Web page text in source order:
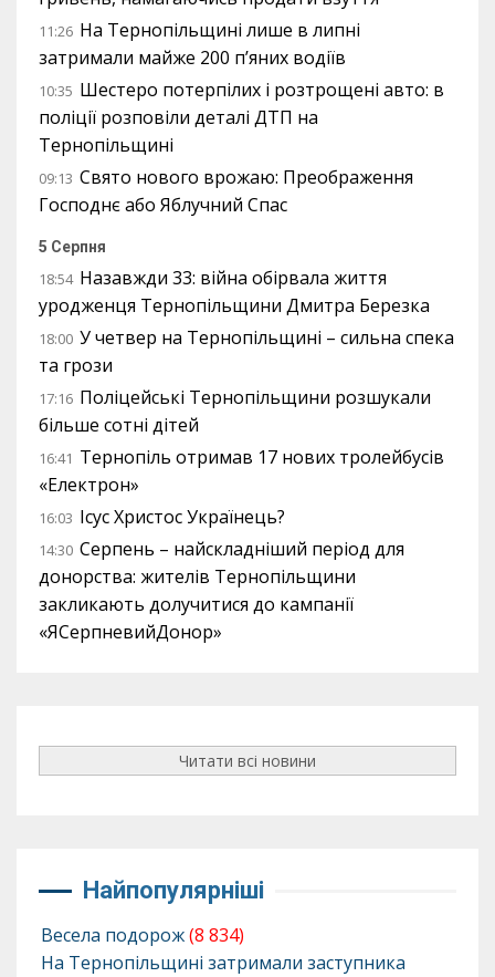
11:26 На Тернопільщині лише в липні
затримали майже 200 п’яних водіїв
10:35 Шестеро потерпілих і розтрощені авто: в
поліції розповіли деталі ДТП на
Тернопільщині
09:13 Свято нового врожаю: Преображення
Господнє або Яблучний Спас
5 Серпня
18:54 Назавжди 33: війна обірвала життя
уродженця Тернопільщини Дмитра Березка
18:00 У четвер на Тернопільщині – сильна спека
та грози
17:16 Поліцейські Тернопільщини розшукали
більше сотні дітей
16:41 Тернопіль отримав 17 нових тролейбусів
«Електрон»
16:03 Ісус Христос Українець?
14:30 Серпень – найскладніший період для
донорства: жителів Тернопільщини
закликають долучитися до кампанії
«ЯСерпневийДонор»
Читати всі новини
Найпопулярніші
Весела подорож(8 834)
На Тернопільщині затримали заступника